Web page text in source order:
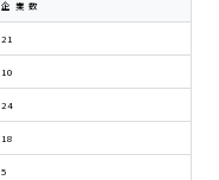
企 業 数
21
10
24
18
5